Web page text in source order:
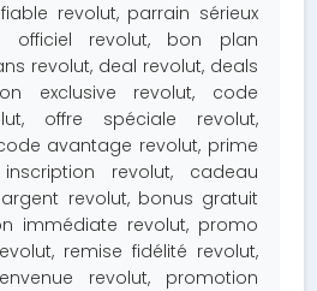
revolut, parrain sérieux
officiel revolut, bon plan
revolut, deal revolut, deals
exclusive revolut, code
offre spéciale revolut,
avantage revolut, prime
revolut, cadeau
revolut, bonus gratuit
immédiate revolut, promo
remise fidélité revolut,
revolut, promotion